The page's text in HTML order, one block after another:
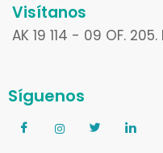
Visítanos
AK 19 114 - 09 OF.
Síguenos